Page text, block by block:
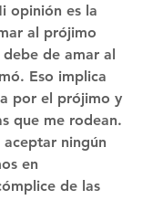
opinión es la
al prójimo
de amar al
Eso implica
por el prójimo y
que me rodean.
ningún
en
de las